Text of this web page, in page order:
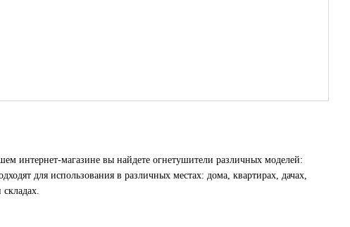
интернет-магазине вы найдете огнетушители различных моделей:
использования в различных местах: дома, квартирах, дачах,